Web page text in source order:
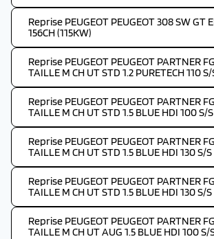
Reprise PEUGEOT PEUGEOT 308 SW GT
156CH (115KW)
Reprise PEUGEOT PEUGEOT PARTNER
TAILLE M CH UT STD 1.2 PURETECH 110
Reprise PEUGEOT PEUGEOT PARTNER
TAILLE M CH UT STD 1.5 BLUE HDI 100 S/
Reprise PEUGEOT PEUGEOT PARTNER
TAILLE M CH UT STD 1.5 BLUE HDI 130 S/
Reprise PEUGEOT PEUGEOT PARTNER
TAILLE M CH UT STD 1.5 BLUE HDI 130 S/
Reprise PEUGEOT PEUGEOT PARTNER
TAILLE M CH UT AUG 1.5 BLUE HDI 100 S/